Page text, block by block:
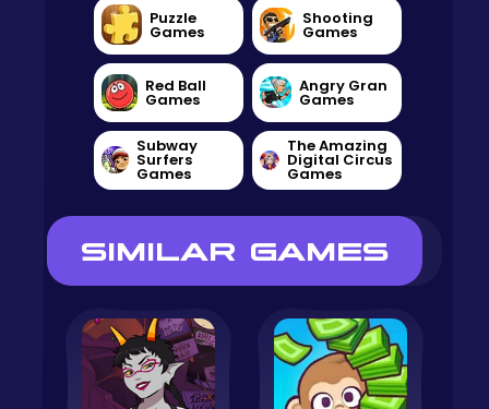
Puzzle
Games
Shooting
Games
Red Ball
Games
Angry Gran
Games
Subway
Surfers
Games
The Amazing
Digital Circus
Games
SIMILAR GAMES